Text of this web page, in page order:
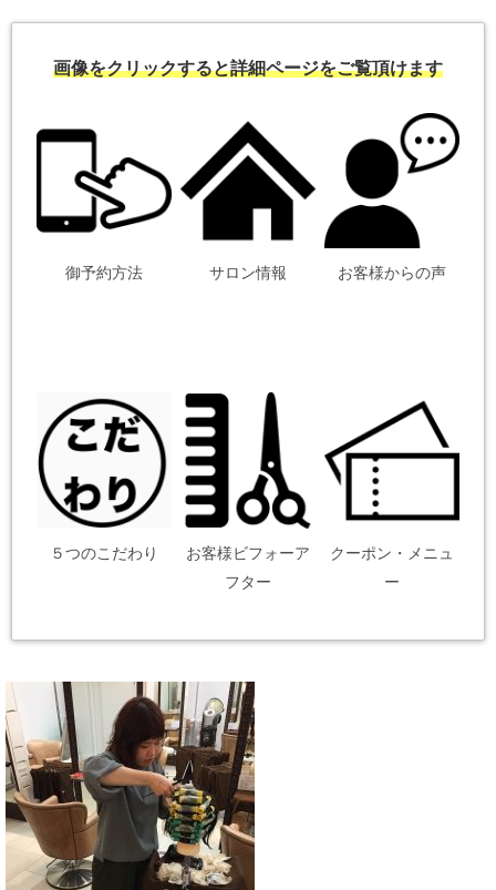
画像をクリックすると詳細ページをご覧頂けます
御予約方法 サロン情報 お客様からの声
５つのこだわり
お客様ビフォーア
フター
クーポン・メニュ
ー